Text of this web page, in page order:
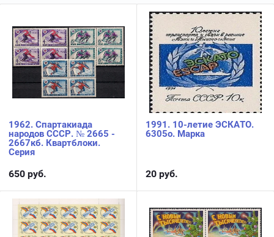
1962. Спартакиада
народов СССР. № 2665 -
2667кб. Квартблоки.
Серия
650 руб.
1991. 10-летие ЭСКАТО.
6305о. Марка
20 руб.